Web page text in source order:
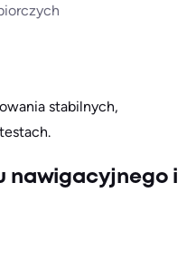
stabilnych,
nawigacyjnego i